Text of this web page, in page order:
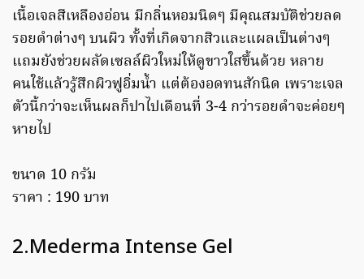
เนื้อเจลสีเหลืองอ่อน มีกลิ่นหอมนิดๆ มีคุณสมบัติช่วยลด
รอยดำต่างๆ บนผิว ทั้งที่เกิดจากสิวและแผลเป็นต่างๆ
แถมยังช่วยผลัดเซลล์ผิวใหม่ให้ดูขาวใสขึ้นด้วย หลาย
คนใช้แล้วรู้สึกผิวฟูอิ่มน้ำ แต่ต้องอดทนสักนิด เพราะเจล
ตัวนี้กว่าจะเห็นผลก็ปาไปเดือนที่ 3-4 กว่ารอยดำจะค่อยๆ
หายไป
ขนาด 10 กรัม
ราคา : 190 บาท
2.Mederma Intense Gel